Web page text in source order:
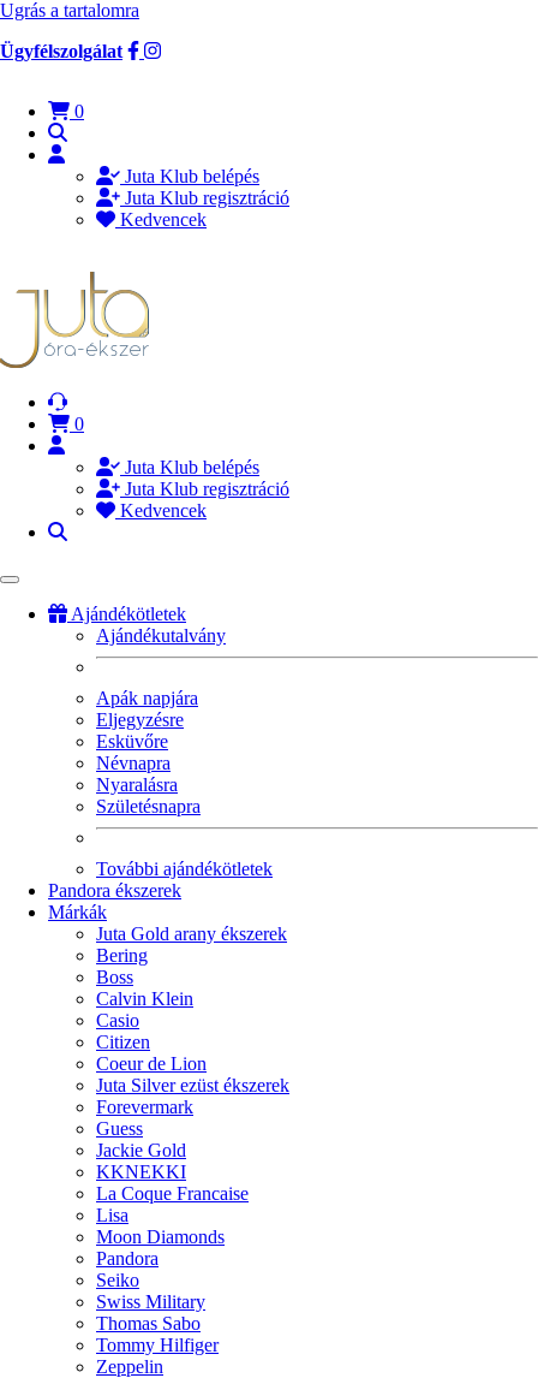
Ugrás a tartalomra
Ügyfélszolgálat
0
Juta Klub belépés
Juta Klub regisztráció
Kedvencek
0
Juta Klub belépés
Juta Klub regisztráció
Kedvencek
Ajándékötletek
Ajándékutalvány
Apák napjára
Eljegyzésre
Esküvőre
Névnapra
Nyaralásra
Születésnapra
További ajándékötletek
Pandora ékszerek
Márkák
Juta Gold arany ékszerek
Bering
Boss
Calvin Klein
Casio
Citizen
Coeur de Lion
Juta Silver ezüst ékszerek
Forevermark
Guess
Jackie Gold
KKNEKKI
La Coque Francaise
Lisa
Moon Diamonds
Pandora
Seiko
Swiss Military
Thomas Sabo
Tommy Hilfiger
Zeppelin